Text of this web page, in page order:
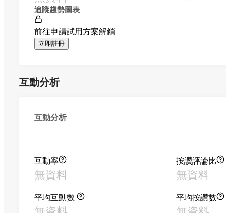
追蹤趨勢圖表
前往申請試用方案解鎖
立即註冊
互動分析
互動分析
互動率
無資料
按讚評論比
無資料
平均互動數 平均按讚數